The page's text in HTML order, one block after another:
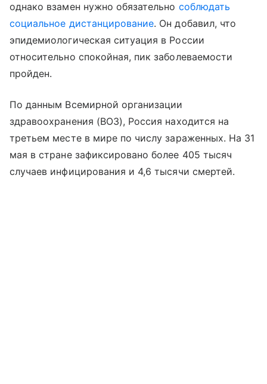
однако взамен нужно обязательно соблюдать
социальное дистанцирование. Он добавил, что
эпидемиологическая ситуация в России
относительно спокойная, пик заболеваемости
пройден.
По данным Всемирной организации
здравоохранения (ВОЗ), Россия находится на
третьем месте в мире по числу зараженных. На 31
мая в стране зафиксировано более 405 тысяч
случаев инфицирования и 4,6 тысячи смертей.